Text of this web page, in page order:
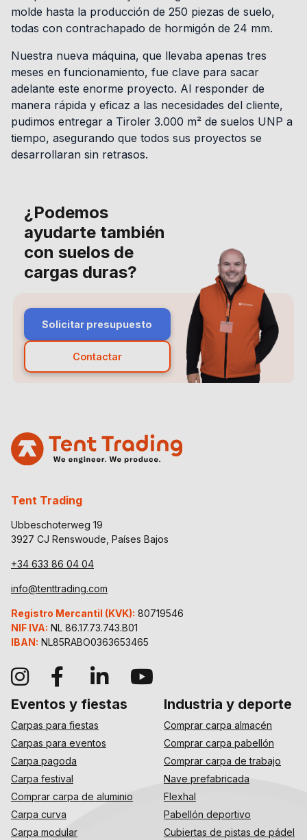
molde hasta la producción de 250 piezas de suelo,
todas con contrachapado de hormigón de 24 mm.
Nuestra nueva máquina, que llevaba apenas tres
meses en funcionamiento, fue clave para sacar
adelante este enorme proyecto. Al responder de
manera rápida y eficaz a las necesidades del cliente,
pudimos entregar a Tiroler 3.000 m² de suelos UNP a
tiempo, asegurando que todos sus proyectos se
desarrollaran sin retrasos.
¿Podemos
ayudarte también
con suelos de
cargas duras?
Solicitar presupuesto
Contactar
Tent Trading
Ubbeschoterweg 19
3927 CJ Renswoude, Países Bajos
+34 633 86 04 04
info@tenttrading.com
Registro Mercantil (KVK): 80719546
NIF IVA: NL 86.17.73.743.B01
IBAN: NL85RABO0363653465
Eventos y fiestas
Carpas para fiestas
Carpas para eventos
Carpa pagoda
Carpa festival
Comprar carpa de aluminio
Carpa curva
Carpa modular
Industria y deporte
Comprar carpa almacén
Comprar carpa pabellón
Comprar carpa de trabajo
Nave prefabricada
Flexhal
Pabellón deportivo
Cubiertas de pistas de pádel